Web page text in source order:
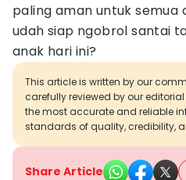
paling aman untuk semua
udah siap ngobrol santai
anak hari ini?
This article is written by our
carefully reviewed by our
the most accurate and reliable
standards of quality, credibility,
Share Article